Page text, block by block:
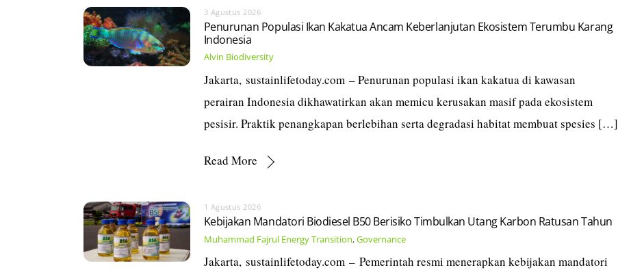
3 Agustus 2026
Penurunan Populasi Ikan Kakatua Ancam Keberlanjutan Ekosistem Terumbu Karang
Indonesia
Alvin Biodiversity
Jakarta, sustainlifetoday.com – Penurunan populasi ikan kakatua di kawasan
perairan Indonesia dikhawatirkan akan memicu kerusakan masif pada ekosistem
pesisir. Praktik penangkapan berlebihan serta degradasi habitat membuat spesies […]
Read More
1 Agustus 2026
Kebijakan Mandatori Biodiesel B50 Berisiko Timbulkan Utang Karbon Ratusan Tahun
Muhammad Fajrul Energy Transition,Governance
Jakarta, sustainlifetoday.com – Pemerintah resmi menerapkan kebijakan mandatori